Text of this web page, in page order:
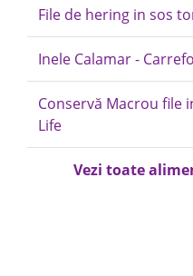
File de hering in sos
Inele Calamar -
Conservă Macrou file
Life
Vezi toate